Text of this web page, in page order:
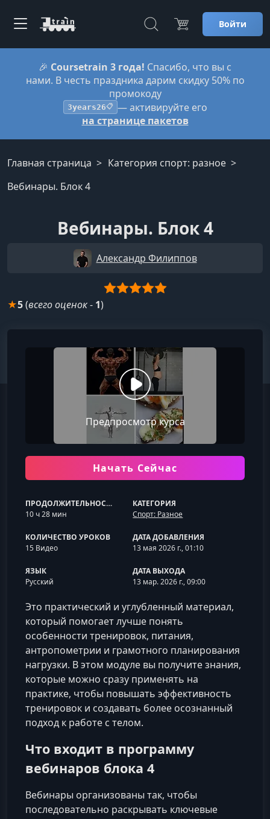
Войти
🎉 Coursetrain 3 года! Спасибо, что вы с
нами. В честь праздника дарим скидку 50% по
промокоду
3years26📋 — активируйте его
на странице пакетов
Главная страница
Категория спорт: разное
Вебинары. Блок 4
Вебинары. Блок 4
Александр Филиппов
★5(всего оценок- 1)
Предпросмотр курса
Начать Сейчас
ПРОДОЛЖИТЕЛЬНОСТЬ
10 ч 28 мин
КАТЕГОРИЯ
Спорт: Разное
КОЛИЧЕСТВО УРОКОВ
15 Видео
ДАТА ДОБАВЛЕНИЯ
13 мая 2026 г., 01:10
ЯЗЫК
Русский
ДАТА ВЫХОДА
13 мар. 2026 г., 09:00
Это практический и углубленный материал,
который помогает лучше понять
особенности тренировок, питания,
антропометрии и грамотного планирования
нагрузки. В этом модуле вы получите знания,
которые можно сразу применять на
практике, чтобы повышать эффективность
тренировок и создавать более осознанный
подход к работе с телом.
Что входит в программу
вебинаров блока 4
Вебинары организованы так, чтобы
последовательно раскрывать ключевые